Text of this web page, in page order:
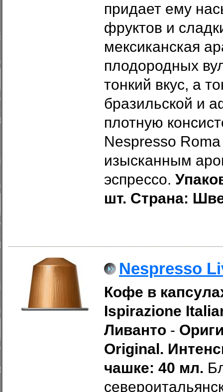
придает ему
фруктов и
мексиканская
плодородных
тонкий вкус, а
бразильской и
плотную
Nespresso
изысканным
эспрессо.
шт. Страна:
Nespresso
Кофе в
Ispirazione
Ливанто -
Original.
чашке: 40 мл.